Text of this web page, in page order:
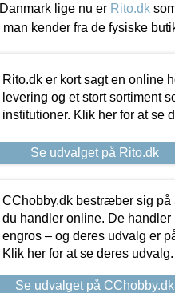
lige nu er Rito.dk
man kender fra de fysiske
Rito.dk er kort sagt en online
levering og et stort sortiment
institutioner. Klik her for at se
Se udvalget på Rito.dk
CChobby.dk bestræber sig
du handler online. De
engros – og deres udvalg er
Klik her for at se deres udvalg.
Se udvalget på CChobby.dk